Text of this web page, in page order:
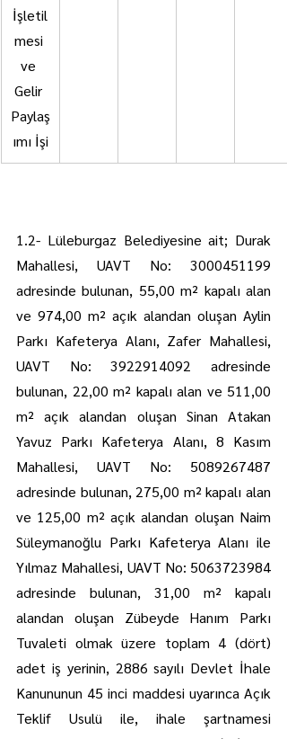
İşletil
mesi
ve
Gelir
Paylaş
ımı İşi
1.2- Lüleburgaz Belediyesine ait; Durak
Mahallesi, UAVT No: 3000451199
adresinde bulunan, 55,00 m² kapalı alan
ve 974,00 m² açık alandan oluşan Aylin
Parkı Kafeterya Alanı, Zafer Mahallesi,
UAVT No: 3922914092 adresinde
bulunan, 22,00 m² kapalı alan ve 511,00
m² açık alandan oluşan Sinan Atakan
Yavuz Parkı Kafeterya Alanı, 8 Kasım
Mahallesi, UAVT No: 5089267487
adresinde bulunan, 275,00 m² kapalı alan
ve 125,00 m² açık alandan oluşan Naim
Süleymanoğlu Parkı Kafeterya Alanı ile
Yılmaz Mahallesi, UAVT No: 5063723984
adresinde bulunan, 31,00 m² kapalı
alandan oluşan Zübeyde Hanım Parkı
Tuvaleti olmak üzere toplam 4 (dört)
adet iş yerinin, 2886 sayılı Devlet İhale
Kanununun 45 inci maddesi uyarınca Açık
Teklif Usulü ile, ihale şartnamesi